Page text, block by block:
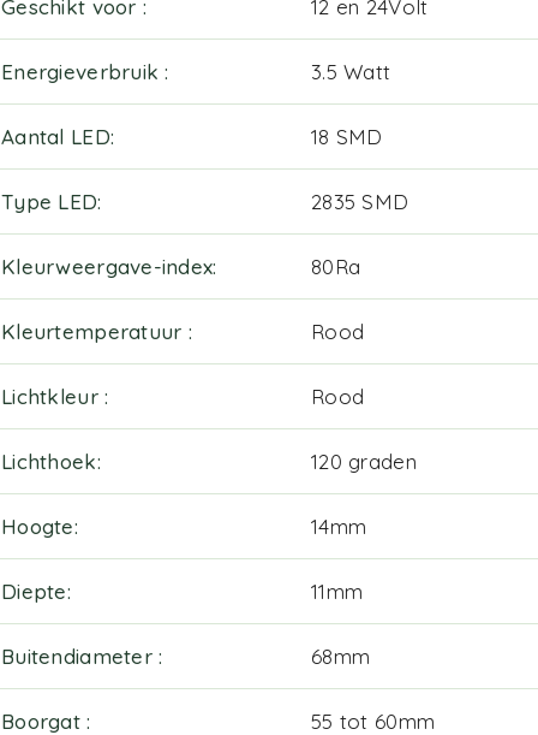
Geschikt voor 12 en 24Volt
Energieverbruik 3.5 Watt
Aantal LED 18 SMD
Type LED 2835 SMD
Kleurweergave-index 80Ra
Kleurtemperatuur Rood
Lichtkleur Rood
Lichthoek 120 graden
Hoogte 14mm
Diepte 11mm
Buitendiameter 68mm
Boorgat 55 tot 60mm